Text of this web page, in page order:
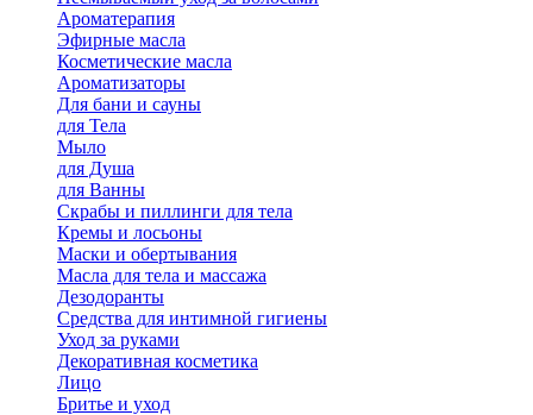
Ароматерапия
Эфирные масла
Косметические масла
Ароматизаторы
Для бани и сауны
для Тела
Мыло
для Душа
для Ванны
Скрабы и пиллинги для тела
Кремы и лосьоны
Маски и обертывания
Масла для тела и массажа
Дезодоранты
Средства для интимной гигиены
Уход за руками
Декоративная косметика
Лицо
Бритье и уход